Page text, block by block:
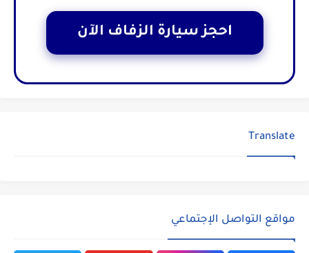
احجز سيارة الزفاف الآن
Translate
مواقع التواصل الإجتماعي